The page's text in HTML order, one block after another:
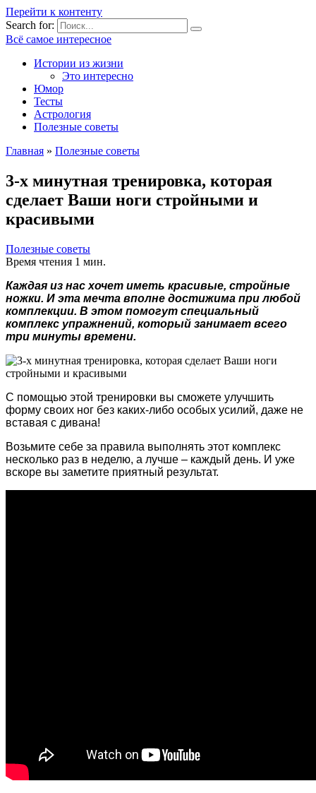
Перейти к контенту
Search for:
Всё самое интересное
Истории из жизни
Это интересно
Юмор
Тесты
Астрология
Полезные советы
Главная » Полезные советы
3-х минутная тренировка, которая
сделает Ваши ноги стройными и
красивыми
Полезные советы
Время чтения 1 мин.
Каждая из нас хочет иметь красивые, стройные
ножки. И эта мечта вполне достижима при любой
комплекции. В этом помогут специальный
комплекс упражнений, который занимает всего
три минуты времени.
С помощью этой тренировки вы сможете улучшить
форму своих ног без каких-либо особых усилий, даже не
вставая с дивана!
Возьмите себе за правила выполнять этот комплекс
несколько раз в неделю, а лучше – каждый день. И уже
вскоре вы заметите приятный результат.